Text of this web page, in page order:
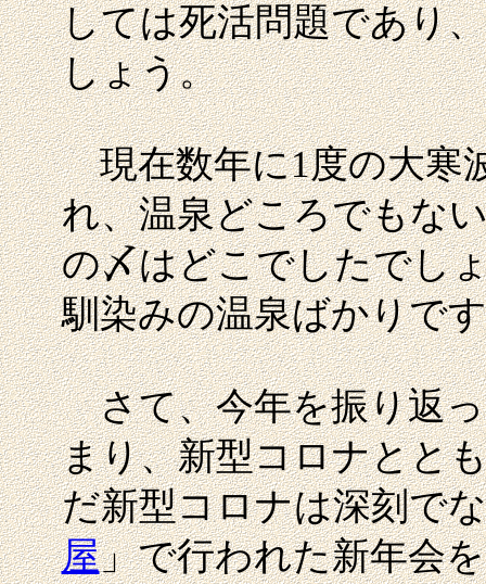
しては死活問題であり
しょう。
現在数年に1度の大寒
れ、温泉どころでもな
の〆はどこでしたでし
馴染みの温泉ばかりで
さて、今年を振り返っ
まり、新型コロナとと
だ新型コロナは深刻で
屋」で行われた新年会